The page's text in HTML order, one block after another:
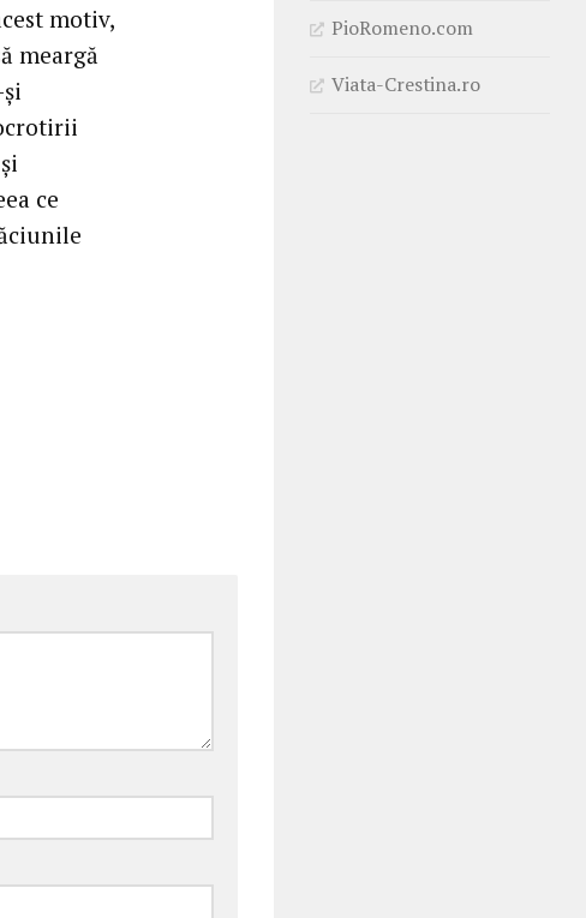
motiv,
meargă
ce
PioRomeno.com
Viata-Crestina.ro